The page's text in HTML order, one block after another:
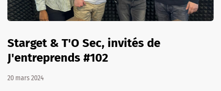
Starget & T'O Sec, invités de
J'entreprends #102
20 mars 2024